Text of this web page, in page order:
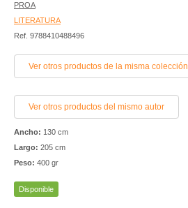
PROA
LITERATURA
Ref. 9788410488496
Ver otros productos de la misma colección
Ver otros productos del mismo autor
Ancho: 130 cm
Largo: 205 cm
Peso: 400 gr
Disponible